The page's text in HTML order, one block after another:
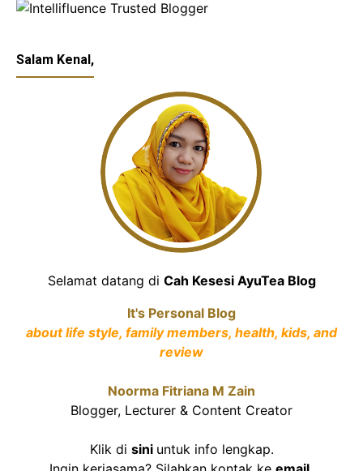
Salam Kenal,
Selamat datang di Cah Kesesi AyuTea Blog
It's Personal Blog
about life style, family members, health, kids, and
review
Noorma Fitriana M Zain
Blogger, Lecturer & Content Creator
Klik di sini untuk info lengkap.